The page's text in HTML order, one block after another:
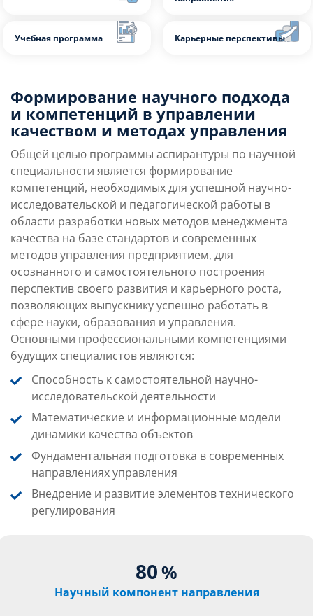
Платные места
Условия поступления
направления
Учебная программа Карьерные
Формирование научного подхода
и компетенций в управлении
качеством и методах управления
Общей целью программы аспирантуры по научной
специальности является формирование
компетенций, необходимых для успешной научно-
исследовательской и педагогической работы в
области разработки новых методов менеджмента
качества на базе стандартов и современных
методов управления предприятием, для
осознанного и самостоятельного построения
перспектив своего развития и карьерного роста,
позволяющих выпускнику успешно работать в
сфере науки, образования и управления.
Основными профессиональными компетенциями
будущих специалистов являются:
Способность к самостоятельной научно­-
исследовательской деятельности
Математические и информационные модели
динамики качества объектов
Фундаментальная подготовка в современных
направлениях управления
Внедрение и развитие элементов технического
регулирования
80%
Научный компонент направления